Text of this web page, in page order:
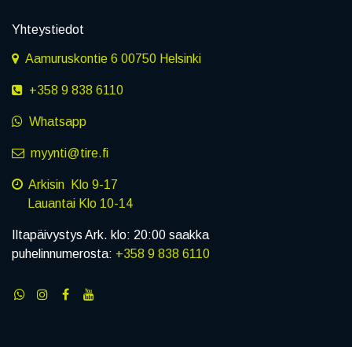
Yhteystiedot
Aamuruskontie 6 00750 Helsinki
+358 9 838 6110
Whatsapp
myynti@tire.fi
Arkisin Klo 9-17
Lauantai Klo 10-14
Iltapäivystys Ark. klo: 20:00 saakka
puhelinnumerosta: +358 9 838 6110